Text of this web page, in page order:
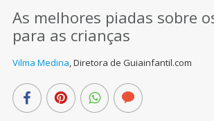
As melhores piadas sobre
para as crianças
Vilma Medina,Diretora de Guiainfantil.com